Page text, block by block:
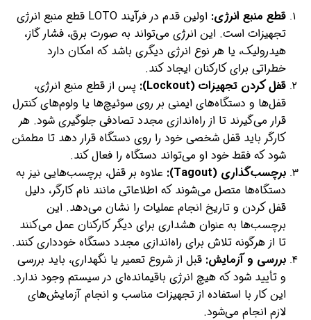
قطع منبع انرژی:
اولین قدم در فرآیند LOTO قطع منبع انرژی
تجهیزات است. این انرژی می‌تواند به صورت برق، فشار گاز،
هیدرولیک، یا هر نوع انرژی دیگری باشد که امکان دارد
خطراتی برای کارکنان ایجاد کند.
قفل کردن تجهیزات (Lockout):
پس از قطع منبع انرژی،
قفل‌ها و دستگاه‌های ایمنی بر روی سوئیچ‌ها یا ولوم‌های کنترل
قرار می‌گیرند تا از راه‌اندازی مجدد تصادفی جلوگیری شود. هر
کارگر باید قفل شخصی خود را روی دستگاه قرار دهد تا مطمئن
شود که فقط خود او می‌تواند دستگاه را فعال کند.
برچسب‌گذاری (Tagout):
علاوه بر قفل، برچسب‌هایی نیز به
دستگاه‌ها متصل می‌شوند که اطلاعاتی مانند نام کارگر، دلیل
قفل کردن و تاریخ انجام عملیات را نشان می‌دهد. این
برچسب‌ها به عنوان هشداری برای دیگر کارکنان عمل می‌کنند
تا از هرگونه تلاش برای راه‌اندازی مجدد دستگاه خودداری کنند.
بررسی و آزمایش: قبل از شروع تعمیر یا نگهداری، باید بررسی
و تأیید شود که هیچ انرژی باقیمانده‌ای در سیستم وجود ندارد.
این کار با استفاده از تجهیزات مناسب و انجام آزمایش‌های
لازم انجام می‌شود.